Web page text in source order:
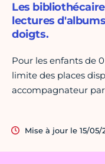
Les
lectures
doigts.
Pour les enfants de
limite des places
accompagnateur
Mise à jour le 15/05/